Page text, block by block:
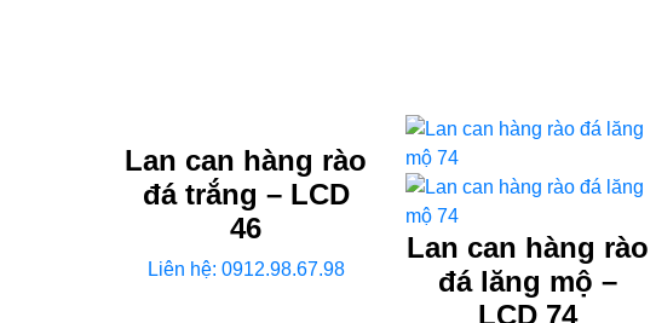
Lan can hàng rào
đá trắng – LCD
46
Liên hệ: 0912.98.67.98
Lan can hàng rào
đá lăng mộ –
LCD 74